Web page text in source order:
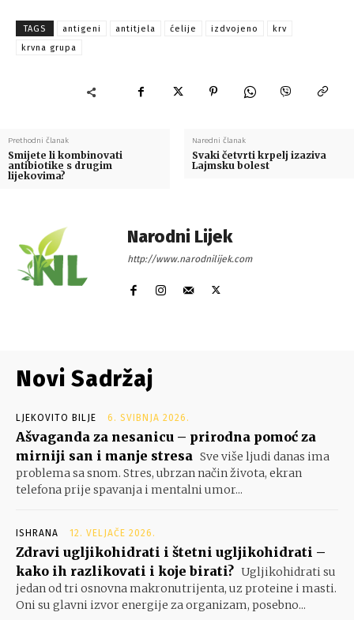
TAGS antigeni antitjela ćelije izdvojeno
krv
krvna grupa
Prethodni članak
Smijete li kombinovati
antibiotike s drugim
lijekovima?
Naredni članak
Svaki četvrti krpelj izaziva
Lajmsku bolest
Narodni Lijek
http://www.narodnilijek.com
Novi Sadržaj
LJEKOVITO BILJE 6. SVIBNJA 2026.
Ašvaganda za nesanicu – prirodna pomoć za
mirniji san i manje stresa Sve više ljudi danas ima
problema sa snom. Stres, ubrzan način života, ekran
telefona prije spavanja i mentalni umor...
ISHRANA 12. VELJAČE 2026.
Zdravi ugljikohidrati i štetni ugljikohidrati –
kako ih razlikovati i koje birati? Ugljikohidrati su
jedan od tri osnovna makronutrijenta, uz proteine i masti.
Oni su glavni izvor energije za organizam, posebno...